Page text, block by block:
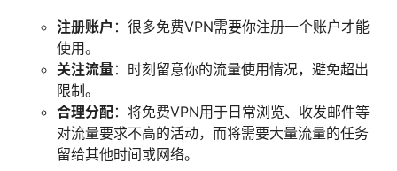
注册账户 ：很多免费VPN需要你注册一个账户才能
使用。
关注流量：时刻留意你的流量使用情况，避免超出
限制。
合理分配：将免费VPN用于日常浏览、收发邮件等
对流量要求不高的活动，而将需要大量流量的任务
留给其他时间或网络。